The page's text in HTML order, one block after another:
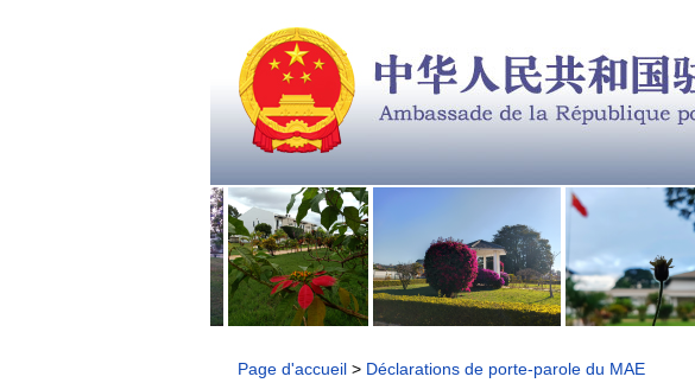
Page d'accueil> Déclarations de porte-parole du MAE